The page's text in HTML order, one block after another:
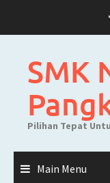
SMK
Pilihan Tepat
Main Menu